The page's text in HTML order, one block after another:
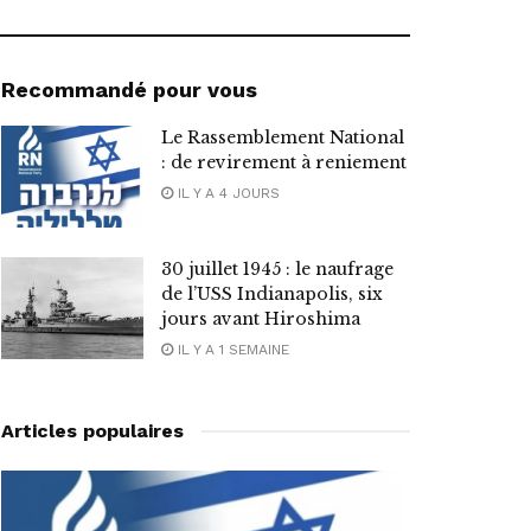
Recommandé pour vous
Le Rassemblement National
: de revirement à reniement
IL Y A 4 JOURS
30 juillet 1945 : le naufrage
de l’USS Indianapolis, six
jours avant Hiroshima
IL Y A 1 SEMAINE
Articles populaires